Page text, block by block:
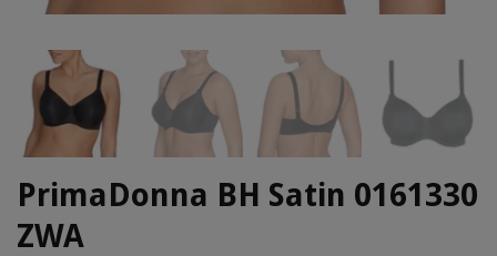
PrimaDonna BH Satin 0161330
ZWA